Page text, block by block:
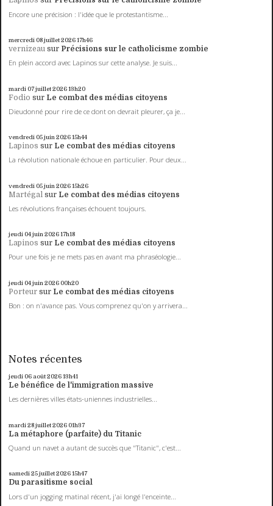
Encore une précision : l'idée que le protestantisme...
mercredi 08juillet 202617h46
vernizeau sur Précisions sur le catholicisme zombie
En plein accord avec Lapinos sur cette analyse. Je suis...
mardi 07juillet 202613h20
Fodio sur Le combat des médias citoyens
Dieudonné pour rire de ce dont on devrait pleurer, ça je...
vendredi 05juin 202615h44
Lapinos sur Le combat des médias citoyens
La révolution nationale échoue en particulier. Pour deux...
vendredi 05juin 202615h26
Martégal sur Le combat des médias citoyens
Les révolutions françaises échouent toujours.
jeudi 04juin 202617h18
Lapinos sur Le combat des médias citoyens
Pour une fois je ne mets pas en avant ma phraséologie...
jeudi 04juin 2026 00h20
Porteur sur Le combat des médias citoyens
Bon : on n'avance pas. Vous comprenez qu'on y arrivera...
Notes récentes
jeudi 06 août 202613h41
Le bénéfice de l'immigration massive
Les dernières villes états-uniennes industrielles...
mardi 28juillet 2026 01h37
La métaphore (parfaite) du Titanic
Quand un navet a autant de succès que "Titanic", c'est...
samedi 25juillet 202615h47
Du parasitisme social
Lors d'un jogging matinal récent, j'ai longé l'enceinte...